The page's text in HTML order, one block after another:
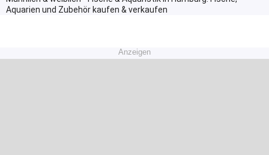
Aquarien und Zubehör kaufen & verkaufen
Anzeigen